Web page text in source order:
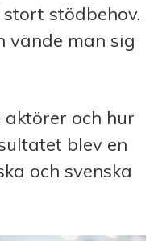
stödbehov.
vände man sig
och hur
blev en
och svenska